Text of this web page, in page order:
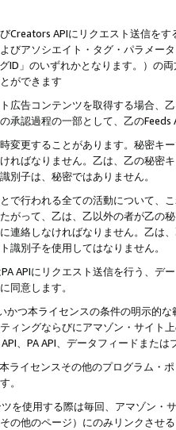
Creators APIにリクエスト送信を
びアソシエイト・タグ・パラメー
ID」のいずれかとなります。）の
ができます
広告コンテンツを取得する場合、
承認過程の一部として、乙の
変更することがあります。秘密キ
ればなりません。乙は、乙の秘密
別子は、秘密ではありません。
で行われる全ての活動について、
がって、乙は、乙以外の者が乙の
連絡しなければなりません。乙は
識別子を使用してはなりません。
APIにリクエスト送信を行う、デ
同意します。
かつ本ライセンスの条件の明示的
ィングならびにアマゾン・サイト
、PA API、データフィードまた
ライセンスその他のプログラム・
。
を使用する際は毎回、アマゾン
の他のページ）にのみリンクさせ